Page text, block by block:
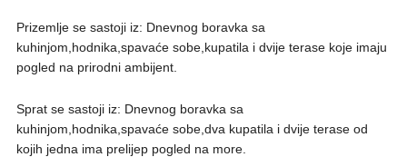
Prizemlje se sastoji iz: Dnevnog boravka sa
kuhinjom,hodnika,spavaće sobe,kupatila i dvije terase koje imaju
pogled na prirodni ambijent.
Sprat se sastoji iz: Dnevnog boravka sa
kuhinjom,hodnika,spavaće sobe,dva kupatila i dvije terase od
kojih jedna ima prelijep pogled na more.